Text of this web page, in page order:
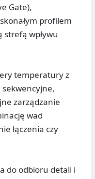
Gate),
profilem
wpływu
temperatury z
sekwencyjne,
zarządzanie
wad
łączenia czy
do odbioru detali i